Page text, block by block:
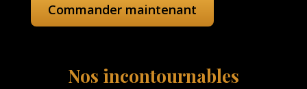
Commander maintenant
Nos incontournables